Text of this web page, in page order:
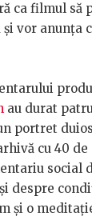
ca filmul să
și vor anunța
au durat
portret
cu 40
social
despre
și o